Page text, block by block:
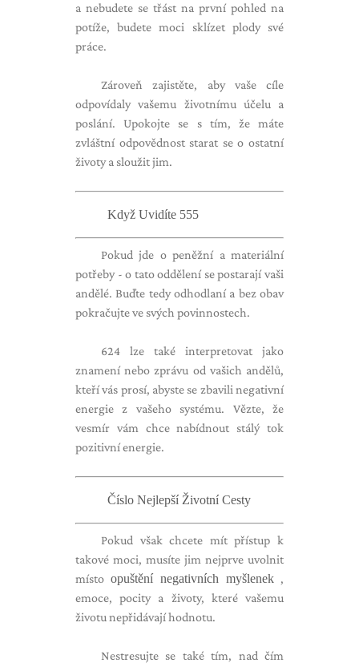
a nebudete se třást na první pohled na
potíže, budete moci sklízet plody své
práce.
Zároveň zajistěte, aby vaše cíle
odpovídaly vašemu životnímu účelu a
poslání. Upokojte se s tím, že máte
zvláštní odpovědnost starat se o ostatní
životy a sloužit jim.
Když Uvidíte 555
Pokud jde o peněžní a materiální
potřeby - o tato oddělení se postarají vaši
andělé. Buďte tedy odhodlaní a bez obav
pokračujte ve svých povinnostech.
624 lze také interpretovat jako
znamení nebo zprávu od vašich andělů,
kteří vás prosí, abyste se zbavili negativní
energie z vašeho systému. Vězte, že
vesmír vám chce nabídnout stálý tok
pozitivní energie.
Číslo Nejlepší Životní Cesty
Pokud však chcete mít přístup k
takové moci, musíte jim nejprve uvolnit
místo opuštění negativních myšlenek ,
emoce, pocity a životy, které vašemu
životu nepřidávají hodnotu.
Nestresujte se také tím, nad čím